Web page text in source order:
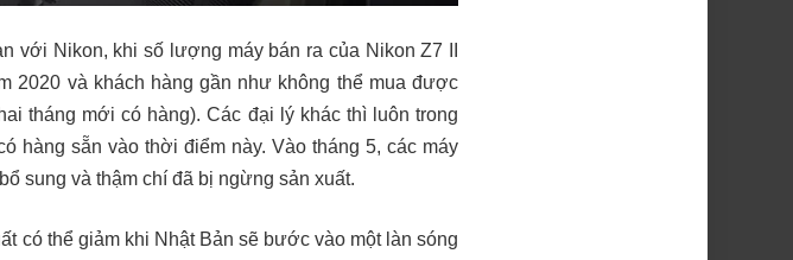
với Nikon, khi số lượng máy bán ra của Nikon Z7 II
2020 và khách hàng gần như không thể mua được
tháng mới có hàng). Các đại lý khác thì luôn trong
hàng sẵn vào thời điểm này. Vào tháng 5, các máy
sung và thậm chí đã bị ngừng sản xuất.
có thể giảm khi Nhật Bản sẽ bước vào một làn sóng